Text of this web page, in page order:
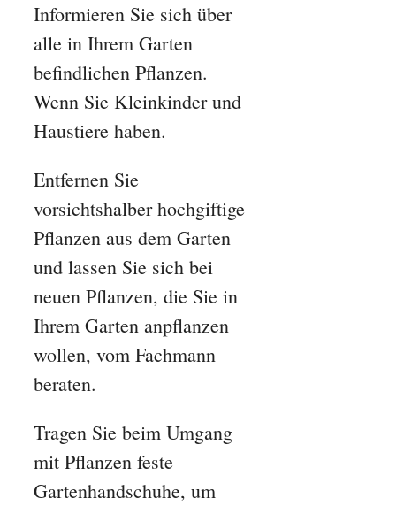
Informieren Sie sich über
alle in Ihrem Garten
befindlichen Pflanzen.
Wenn Sie Kleinkinder und
Haustiere haben.
Entfernen Sie
vorsichtshalber hochgiftige
Pflanzen aus dem Garten
und lassen Sie sich bei
neuen Pflanzen, die Sie in
Ihrem Garten anpflanzen
wollen, vom Fachmann
beraten.
Tragen Sie beim Umgang
mit Pflanzen feste
Gartenhandschuhe, um